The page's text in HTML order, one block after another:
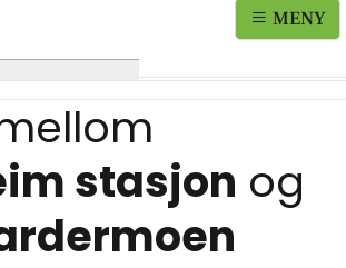
MENY
stasjon og